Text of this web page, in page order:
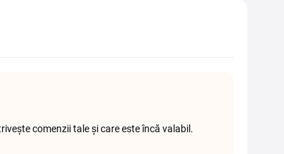
comenzii tale și care este încă valabil.